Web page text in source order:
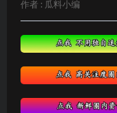
作者 : 瓜料小编